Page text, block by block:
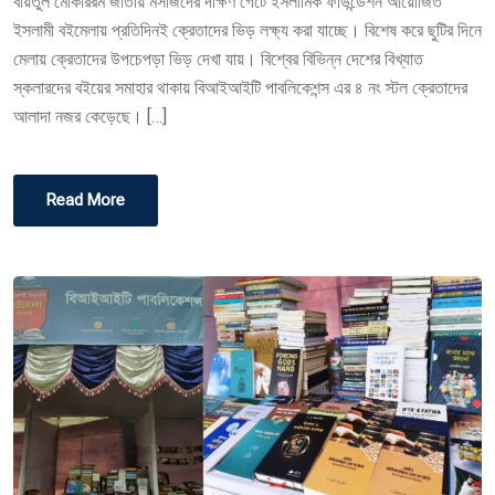
ইসলামী বইমেলায় প্রতিদিনই ক্রেতাদের ভিড় লক্ষ্য করা যাচ্ছে। বিশেষ করে ছুটির দিনে
মেলায় ক্রেতাদের উপচেপড়া ভিড় দেখা যায়। বিশ্বের বিভিন্ন দেশের বিখ্যাত
স্কলারদের বইয়ের সমাহার থাকায় বিআইআইটি পাবলিকেশন্স এর ৪ নং স্টল ক্রেতাদের
আলাদা নজর কেড়েছে। […]
Read More